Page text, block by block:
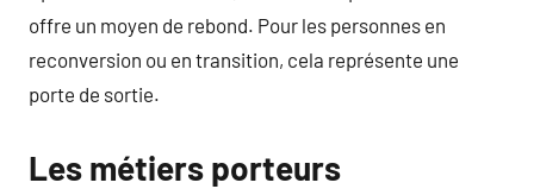
offre un moyen de rebond. Pour les personnes en
reconversion ou en transition, cela représente une
porte de sortie.
Les métiers porteurs